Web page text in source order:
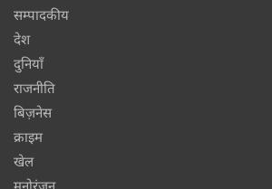
सम्पादकीय
देश
दुनियाँ
राजनीति
बिज़नेस
क्राइम
खेल
मनोरंजन